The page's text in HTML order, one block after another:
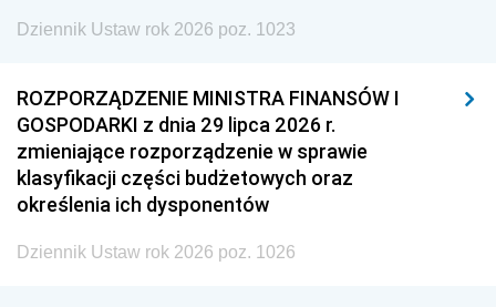
Dziennik Ustaw rok 2026 poz. 1023
ROZPORZĄDZENIE MINISTRA FINANSÓW I
GOSPODARKI z dnia 29 lipca 2026 r.
zmieniające rozporządzenie w sprawie
klasyfikacji części budżetowych oraz
określenia ich dysponentów
Dziennik Ustaw rok 2026 poz. 1026